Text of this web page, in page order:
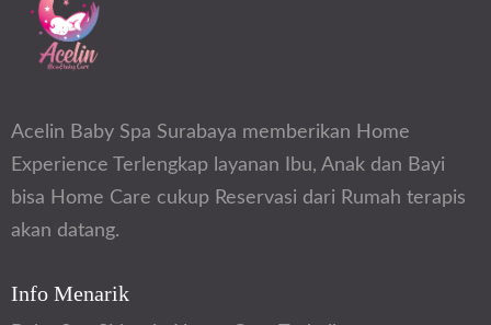
Acelin Baby Spa Surabaya memberikan Home
Experience Terlengkap layanan Ibu, Anak dan Bayi
bisa Home Care cukup Reservasi dari Rumah terapis
akan datang.
Info Menarik